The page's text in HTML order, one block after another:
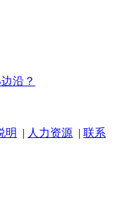
沿？
明 | 人力资源 | 联系